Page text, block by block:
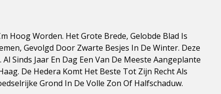
Hoog Worden. Het Grote Brede, Gelobde Blad Is
Gevolgd Door Zwarte Besjes In De Winter. Deze
Sinds Jaar En Dag Een Van De Meeste Aangeplante
De Hedera Komt Het Beste Tot Zijn Recht Als
Grond In De Volle Zon Of Halfschaduw.